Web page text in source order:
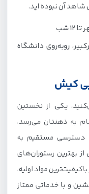
آن نبوده اید.
رو‌به‌روی دانشگاه
کیش
یکی از نخستین
به ذهنتان می‌رسد،
دسترسی مستقیم به
بهترین رستوران‌های
مواد اولیه،
و با خدماتی ممتاز